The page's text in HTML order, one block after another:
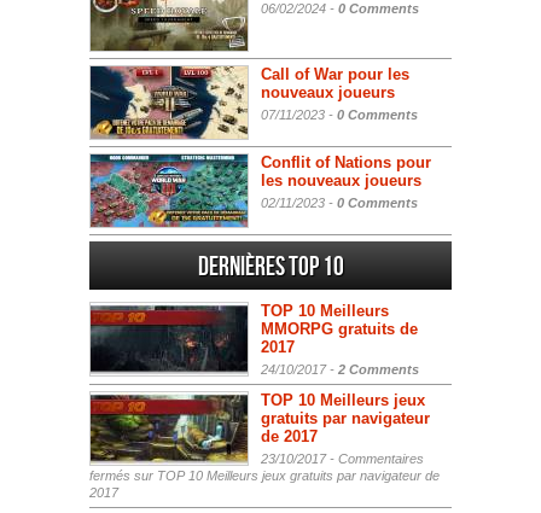
06/02/2024 - 0 Comments
Call of War pour les
nouveaux joueurs
07/11/2023 - 0 Comments
Conflit of Nations pour
les nouveaux joueurs
02/11/2023 - 0 Comments
Dernières Top 10
TOP 10 Meilleurs
MMORPG gratuits de
2017
24/10/2017 - 2 Comments
TOP 10 Meilleurs jeux
gratuits par navigateur
de 2017
23/10/2017 - Commentaires
fermés sur TOP 10 Meilleurs jeux gratuits par navigateur de
2017